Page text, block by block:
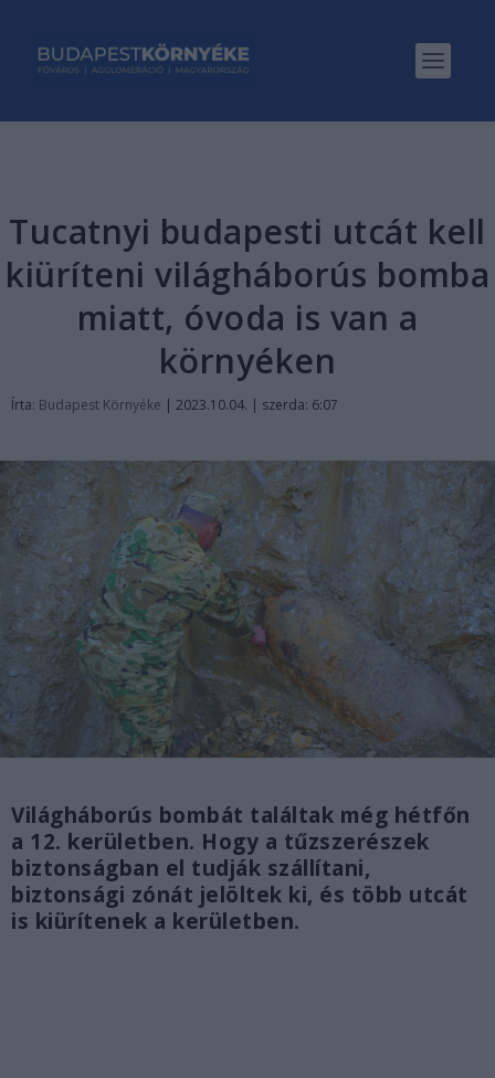
Tucatnyi budapesti utcát kell
kiüríteni világháborús bomba
miatt, óvoda is van a
környéken
Írta: Budapest Környéke | 2023.10.04. | szerda: 6:07
Világháborús bombát találtak még hétfőn
a 12. kerületben. Hogy a tűzszerészek
biztonságban el tudják szállítani,
biztonsági zónát jelöltek ki, és több utcát
is kiürítenek a kerületben.